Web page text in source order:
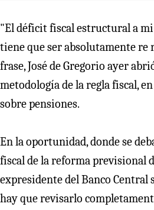
"El déficit fiscal estructural a
tiene que ser absolutamente re
frase, José de Gregorio ayer
metodología de la regla fiscal,
sobre pensiones.
En la oportunidad, donde se
fiscal de la reforma previsional
expresidente del Banco Central
hay que revisarlo